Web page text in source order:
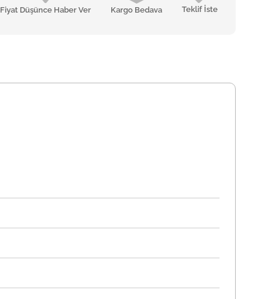
Fiyat Düşünce Haber Ver Kargo Bedava Teklif İste